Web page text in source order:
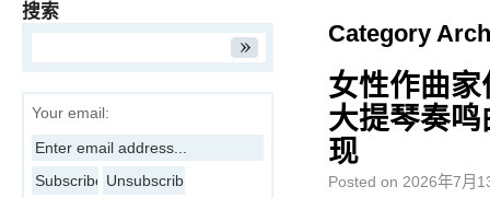
Category
女性作曲家
大提琴奏
现
Posted on 2026年7月
搜索
Your email: